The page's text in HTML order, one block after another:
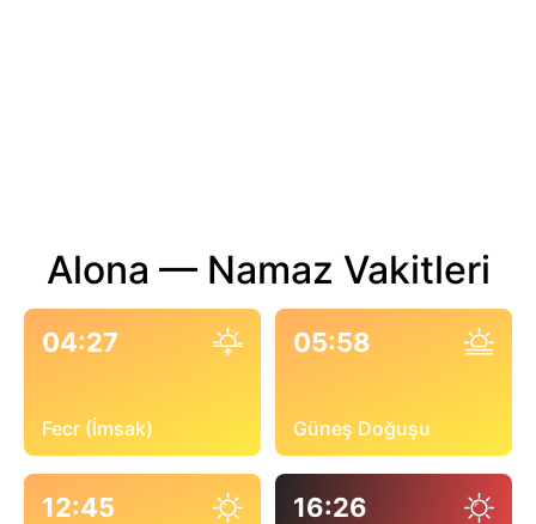
Alona — Namaz Vakitleri
04:27
Fecr (İmsak)
05:58
Güneş Doğuşu
12:45 16:26